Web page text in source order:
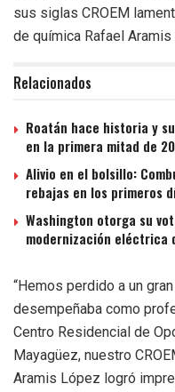
sus siglas CROEM
de química Rafael Aramis
Relacionados
Roatán hace historia y
en la primera mitad de
Alivio en el bolsillo:
rebajas en los primeros
Washington otorga su
modernización eléctrica
“Hemos perdido a un
desempeñaba como
Centro Residencial de
Mayagüez, nuestro
Aramis López logró